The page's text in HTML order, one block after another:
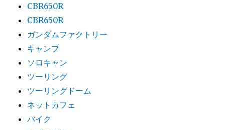
CBR650R
CBR650R
ガンダムファクトリー
キャンプ
ソロキャン
ツーリング
ツーリングドーム
ネットカフェ
バイク